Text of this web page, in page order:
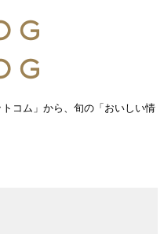
コム」から、旬の「おいしい情